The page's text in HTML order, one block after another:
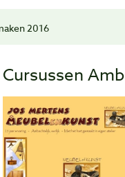
2016
Cursussen